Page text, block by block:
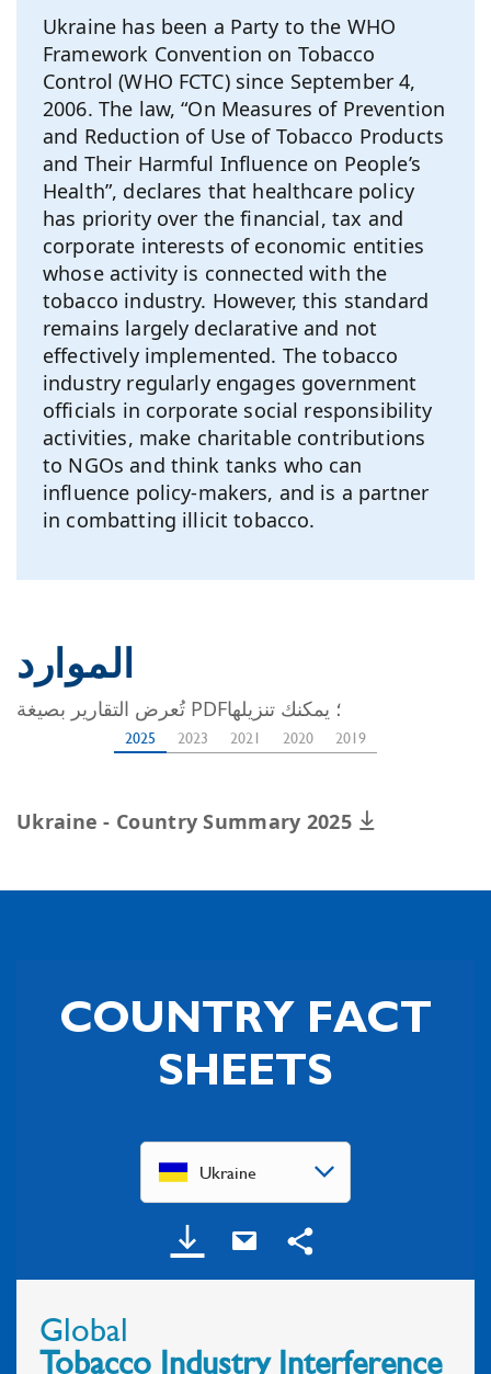
Ukraine has been a Party to the WHO
Framework Convention on Tobacco
Control (WHO FCTC) since September 4,
2006. The law, “On Measures of Prevention
and Reduction of Use of Tobacco Products
and Their Harmful Influence on People’s
Health”, declares that healthcare policy
has priority over the financial, tax and
corporate interests of economic entities
whose activity is connected with the
tobacco industry. However, this standard
remains largely declarative and not
effectively implemented. The tobacco
industry regularly engages government
officials in corporate social responsibility
activities, make charitable contributions
to NGOs and think tanks who can
influence policy-makers, and is a partner
in combatting illicit tobacco.
الموارد
تُعرض التقارير بصيغة PDF؛ يمكنك تنزيلها
2025 2023 2021 2020 2019
Ukraine - Country Summary 2025